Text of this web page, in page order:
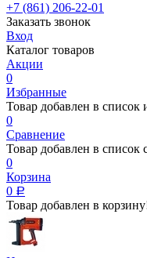
+7 (861) 206-22-01
Заказать звонок
Вход
Каталог товаров
Акции
0
Избранные
Товар добавлен в список
0
Сравнение
Товар добавлен в список
0
Корзина
0 Р
Товар добавлен в